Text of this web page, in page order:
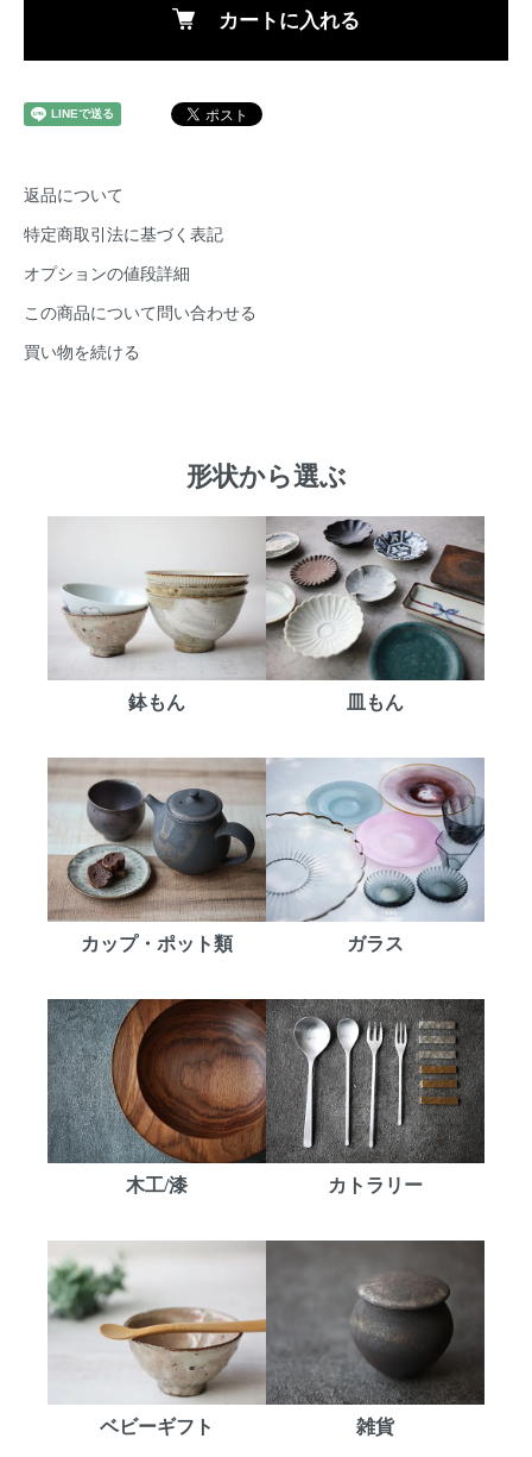
カートに入れる
返品について
特定商取引法に基づく表記
オプションの値段詳細
この商品について問い合わせる
買い物を続ける
形状から選ぶ
鉢もん 皿もん
カップ・ポット類 ガラス
木工/漆 カトラリー
ベビーギフト 雑貨